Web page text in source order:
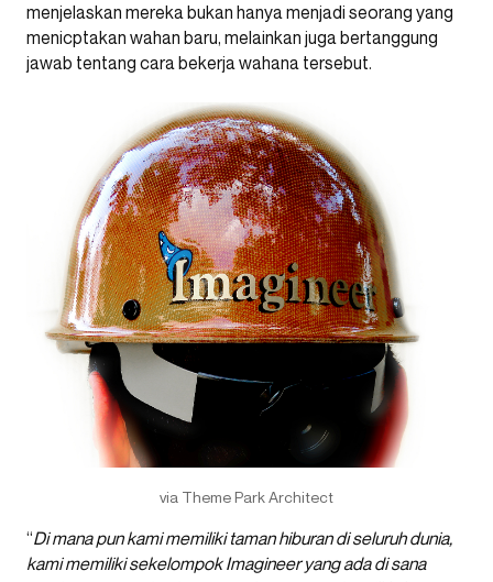
menjelaskan mereka bukan hanya menjadi seorang yang
menicptakan wahan baru, melainkan juga bertanggung
jawab tentang cara bekerja wahana tersebut.
via Theme Park Architect
“Di mana pun kami memiliki taman hiburan di seluruh dunia,
kami memiliki sekelompok Imagineer yang ada di sana